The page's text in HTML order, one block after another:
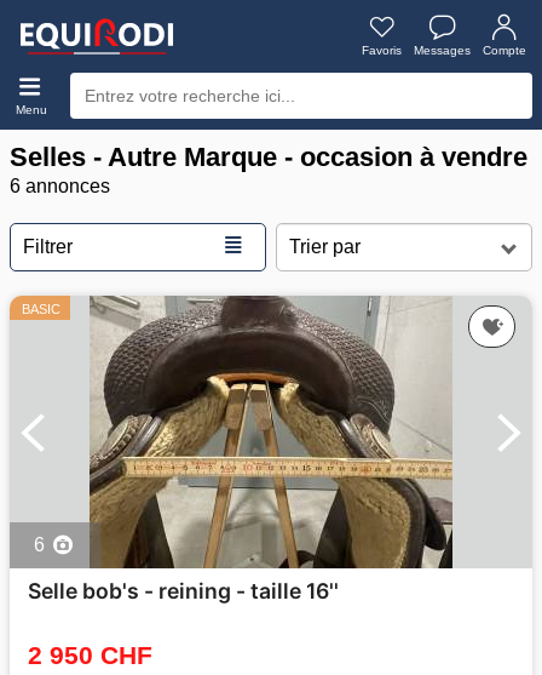
Favoris Messages Compte
Menu
Selles - Autre Marque - occasion à vendre
6 annonces
Filtrer ≣
BASIC
6
Selle bob's - reining - taille 16''
2 950 CHF